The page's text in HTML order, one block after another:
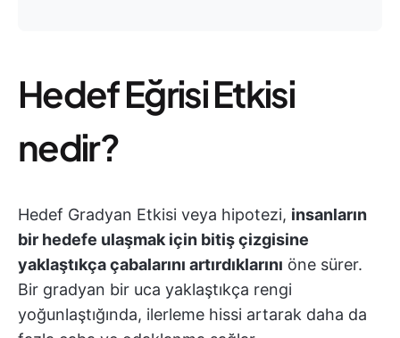
Hedef Eğrisi Etkisi
nedir?
Hedef Gradyan Etkisi veya hipotezi, insanların
bir hedefe ulaşmak için bitiş çizgisine
yaklaştıkça çabalarını artırdıklarını öne sürer.
Bir gradyan bir uca yaklaştıkça rengi
yoğunlaştığında, ilerleme hissi artarak daha da